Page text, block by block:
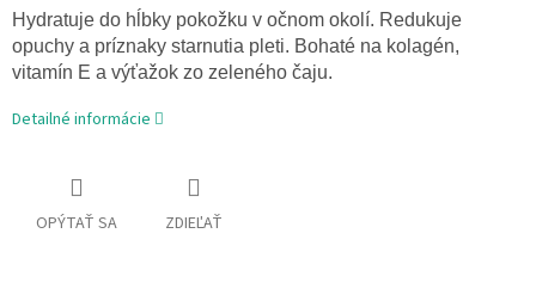
Hydratuje do hĺbky pokožku v očnom okolí. Redukuje
opuchy a príznaky starnutia pleti. Bohaté na kolagén,
vitamín E a výťažok zo zeleného čaju.
Detailné informácie
OPÝTAŤ SA ZDIEĽAŤ